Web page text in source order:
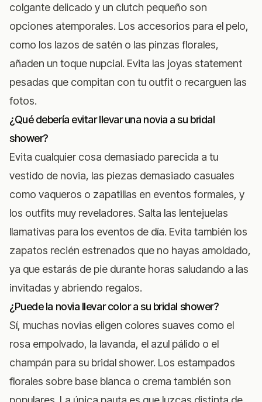
colgante delicado y un clutch pequeño son
opciones atemporales. Los accesorios para el pelo,
como los lazos de satén o las pinzas florales,
añaden un toque nupcial. Evita las joyas statement
pesadas que compitan con tu outfit o recarguen las
fotos.
¿Qué debería evitar llevar una novia a su bridal
shower?
Evita cualquier cosa demasiado parecida a tu
vestido de novia, las piezas demasiado casuales
como vaqueros o zapatillas en eventos formales, y
los outfits muy reveladores. Salta las lentejuelas
llamativas para los eventos de día. Evita también los
zapatos recién estrenados que no hayas amoldado,
ya que estarás de pie durante horas saludando a las
invitadas y abriendo regalos.
¿Puede la novia llevar color a su bridal shower?
Sí, muchas novias eligen colores suaves como el
rosa empolvado, la lavanda, el azul pálido o el
champán para su bridal shower. Los estampados
florales sobre base blanca o crema también son